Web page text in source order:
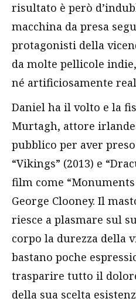
risultato è però
macchina da presa
protagonisti della
da molte pellicole
né artificiosamente
Daniel ha il volto e la
Murtagh, attore
pubblico per aver
“Vikings” (2013) e
film come “Monuments
George Clooney. Il
riesce a plasmare sul
corpo la durezza della
bastano poche
trasparire tutto il
della sua scelta